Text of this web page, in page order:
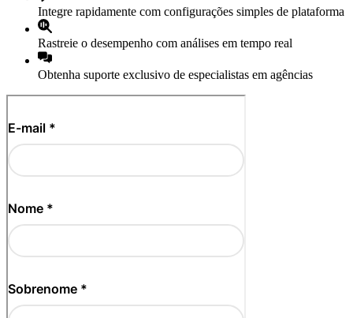
Integre rapidamente com configurações simples de plataforma
Rastreie o desempenho com análises em tempo real
Obtenha suporte exclusivo de especialistas em agências